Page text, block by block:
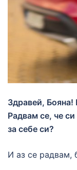
Здравей, Бояна!
Радвам се, че
за себе си?
И аз се радвам,